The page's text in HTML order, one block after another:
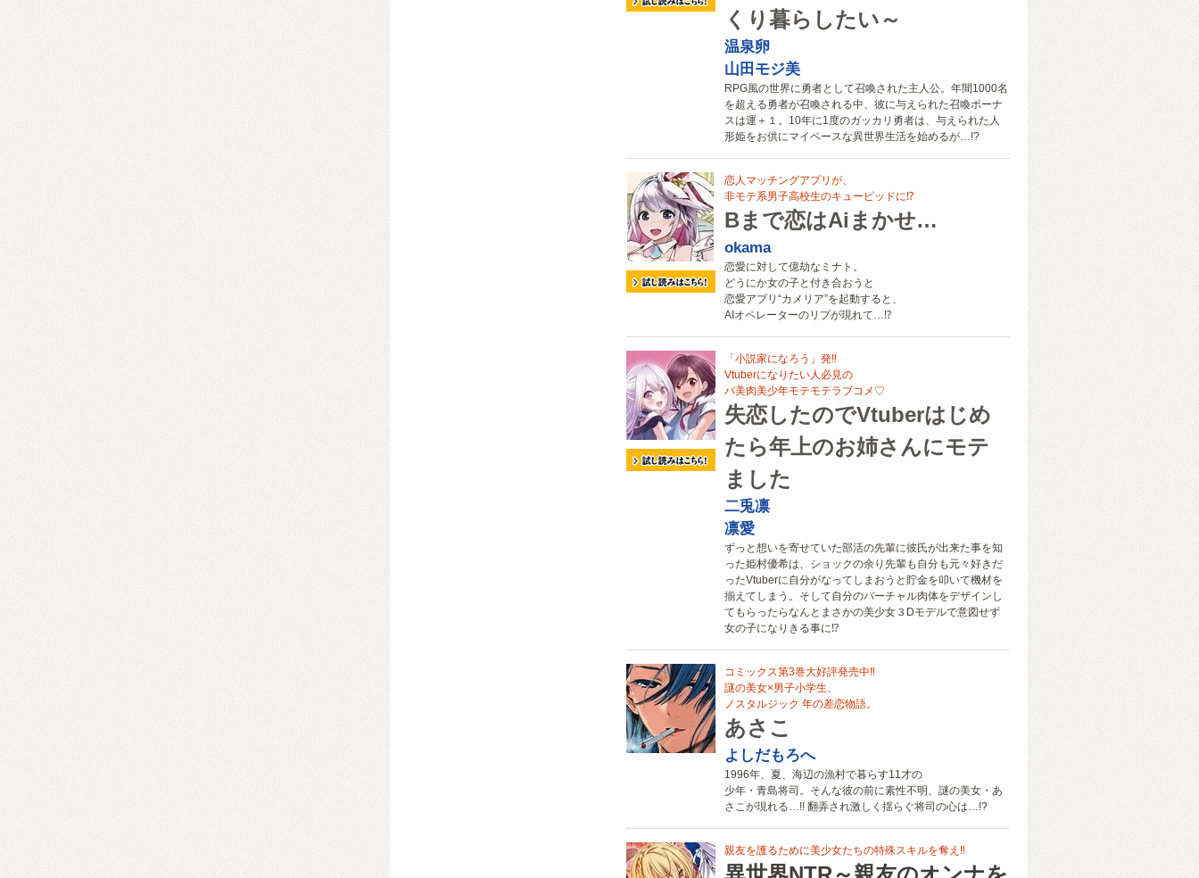
くり暮らしたい～
温泉卵
山田モジ美
RPG風の世界に勇者として召喚された主人公。年間1000名
を超える勇者が召喚される中、彼に与えられた召喚ボーナ
スは運＋１。10年に1度のガッカリ勇者は、与えられた人
形姫をお供にマイペースな異世界生活を始めるが…!?
恋人マッチングアプリが、
非モテ系男子高校生のキューピッドに⁉
Bまで恋はAiまかせ…
okama
恋愛に対して億劫なミナト。
どうにか女の子と付き合おうと
恋愛アプリ“カメリア”を起動すると、
AIオペレーターのリプが現れて…⁉
「小説家になろう」発‼
Vtuberになりたい人必見の
バ美肉美少年モテモテラブコメ♡
失恋したのでVtuberはじめ
たら年上のお姉さんにモテ
ました
二兎凛
凛愛
ずっと想いを寄せていた部活の先輩に彼氏が出来た事を知
った姫村優希は、ショックの余り先輩も自分も元々好きだ
ったVtuberに自分がなってしまおうと貯金を叩いて機材を
揃えてしまう。そして自分のバーチャル肉体をデザインし
てもらったらなんとまさかの美少女３Dモデルで意図せず
女の子になりきる事に⁉
コミックス第3巻大好評発売中‼
謎の美女×男子小学生、
ノスタルジック 年の差恋物語。
あさこ
よしだもろへ
1996年、夏、海辺の漁村で暮らす11才の
少年・青島将司。そんな彼の前に素性不明、謎の美女・あ
さこが現れる…!! 翻弄され激しく揺らぐ将司の心は…!?
親友を護るために美少女たちの特殊スキルを奪え‼